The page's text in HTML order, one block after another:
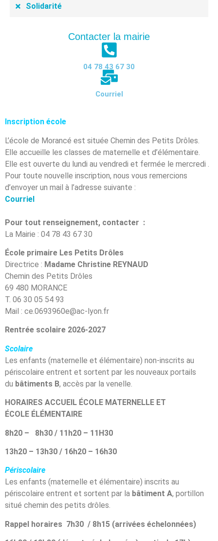
Solidarité
Contacter la mairie
04 78 43 67 30
Courriel
Inscription école
L’école de Morancé est située Chemin des Petits Drôles.
Elle accueille les classes de maternelle et d’élémentaire.
Elle est ouverte du lundi au vendredi et fermée le mercredi .
Pour toute nouvelle inscription, nous vous remercions
d’envoyer un mail à l’adresse suivante :
Courriel
Pour tout renseignement, contacter :
La Mairie : 04 78 43 67 30
École primaire Les Petits Drôles
Directrice : Madame Christine REYNAUD
Chemin des Petits Drôles
69 480 MORANCE
T. 06 30 05 54 93
Mail : ce.0693960e@ac-lyon.fr
Rentrée scolaire 2026-2027
Scolaire
Les enfants (maternelle et élémentaire) non-inscrits au
périscolaire entrent et sortent par les nouveaux portails
du bâtiments B, accès par la venelle.
HORAIRES ACCUEIL ÉCOLE MATERNELLE ET
ÉCOLE ÉLÉMENTAIRE
8h20 – 8h30 / 11h20 – 11H30
13h20 – 13h30 / 16h20 – 16h30
Périscolaire
Les enfants (maternelle et élémentaire) inscrits au
périscolaire entrent et sortent par la bâtiment A, portillon
situé chemin des petits drôles.
Rappel horaires 7h30 / 8h15 (arrivées échelonnées)